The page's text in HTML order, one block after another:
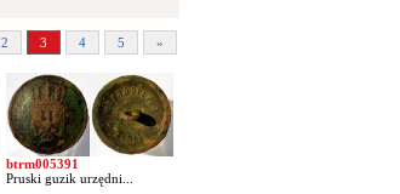
2 3 4 5 »
btrm005391
Pruski guzik urzędni...